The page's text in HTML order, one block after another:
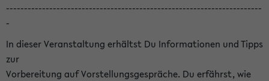
-----------------------------------------------------------------------
-
In dieser Veranstaltung erhältst Du Informationen und Tipps
zur
Vorbereitung auf Vorstellungsgespräche. Du erfährst, wie